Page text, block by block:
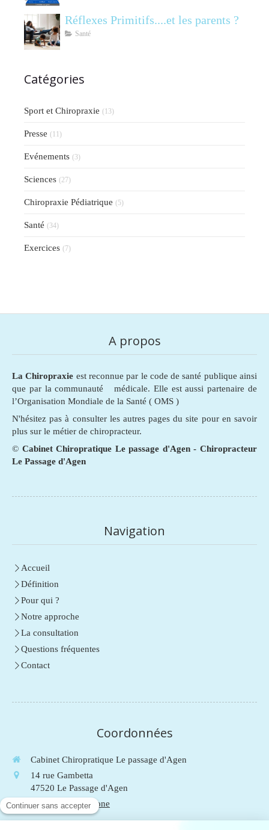
Réflexes Primitifs....et les parents ?
Santé
Catégories
Sport et Chiropraxie (13)
Presse (11)
Evénements (3)
Sciences (27)
Chiropraxie Pédiatrique (5)
Santé (34)
Exercices (7)
A propos
La Chiropraxie est reconnue par le code de santé publique ainsi
que par la communauté médicale. Elle est aussi partenaire de
l’Organisation Mondiale de la Santé ( OMS )
N'hésitez pas à consulter les autres pages du site pour en savoir
plus sur le métier de chiropracteur.
© Cabinet Chiropratique Le passage d'Agen - Chiropracteur
Le Passage d'Agen
Navigation
Accueil
Définition
Pour qui ?
Notre approche
La consultation
Questions fréquentes
Contact
Coordonnées
Cabinet Chiropratique Le passage d'Agen
14 rue Gambetta
47520 Le Passage d'Agen
Afficher le téléphone